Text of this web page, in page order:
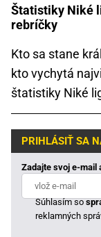
Štatistiky Niké
rebríčky
Kto sa stane
kto vychytá
štatistiky Niké
PRIHLÁSIŤ SA
Zadajte svoj e-mail
Súhlasím so
reklamných